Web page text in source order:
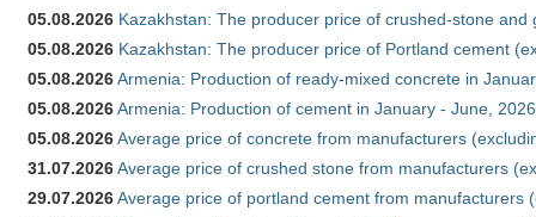
05.08.2026 Kazakhstan: The producer price of crushed-stone and
05.08.2026 Kazakhstan: The producer price of Portland cement
05.08.2026Armenia: Production of ready-mixed concrete in
05.08.2026Armenia: Production of cement in January - June, 2026
05.08.2026Average price of concrete from manufacturers
31.07.2026Average price of crushed stone from manufacturers
29.07.2026Average price of portland cement from manufacturers